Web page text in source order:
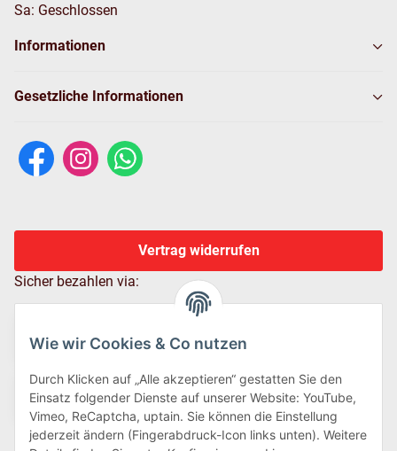
Wie wir Cookies & Co nutzen
Durch Klicken auf „Alle akzeptieren“ gestatten Sie den
Einsatz folgender Dienste auf unserer Website: YouTube,
Vimeo, ReCaptcha, uptain. Sie können die Einstellung
jederzeit ändern (Fingerabdruck-Icon links unten). Weitere
Sa: Geschlossen
Informationen
Gesetzliche Informationen
Vertrag widerrufen
Sicher bezahlen via: